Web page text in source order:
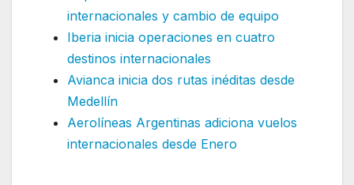
internacionales y cambio de equipo
Iberia inicia operaciones en cuatro
destinos internacionales
Avianca inicia dos rutas inéditas desde
Medellín
Aerolíneas Argentinas adiciona vuelos
internacionales desde Enero